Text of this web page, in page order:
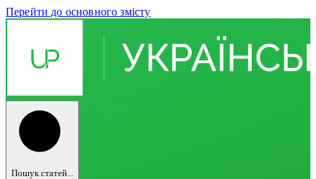
Перейти до основного змісту
Пошук статей...